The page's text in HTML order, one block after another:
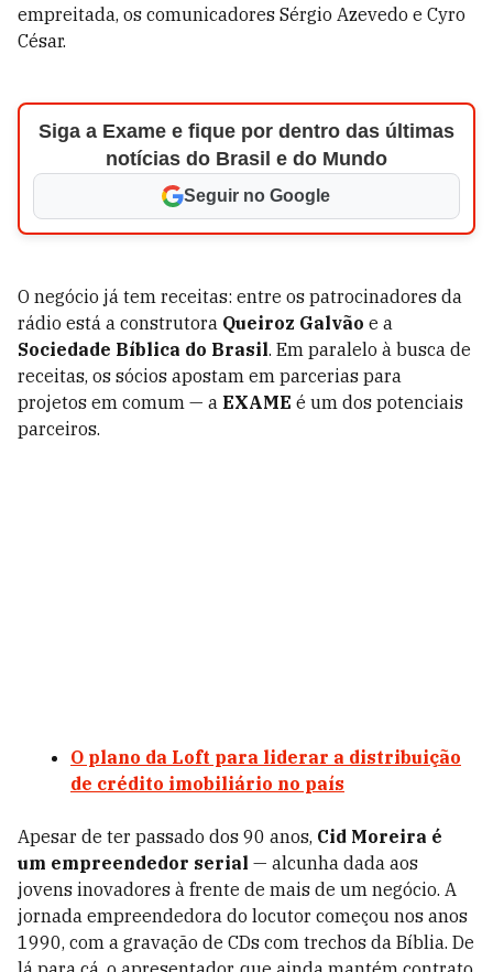
empreitada, os comunicadores Sérgio Azevedo e Cyro
César.
Siga a Exame e fique por dentro das últimas
notícias do Brasil e do Mundo
Seguir no Google
O negócio já tem receitas: entre os patrocinadores da
rádio está a construtora Queiroz Galvão e a
Sociedade Bíblica do Brasil. Em paralelo à busca de
receitas, os sócios apostam em parcerias para
projetos em comum — a EXAME é um dos potenciais
parceiros.
O plano da Loft para liderar a distribuição
de crédito imobiliário no país
Apesar de ter passado dos 90 anos, Cid Moreira é
um empreen­dedor serial — alcunha dada aos
jovens inovadores à frente de mais de um negócio. A
jornada empreendedora do locutor começou nos anos
1990, com a gravação de CDs com trechos da Bíblia. De